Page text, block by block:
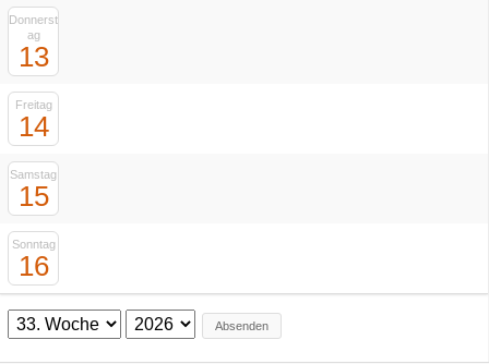
Donnerst
ag
13
Freitag
14
Samstag
15
Sonntag
16
Absenden